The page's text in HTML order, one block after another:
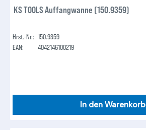
KS TOOLS Auffangwanne (150.9359)
Hrst.-Nr.: 150.9359
EAN:
4042146100219
In den Warenkorb